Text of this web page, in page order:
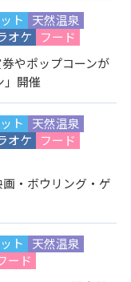
ト
天然温泉
オケ
フード
やポップコーンが
」開催
ト
天然温泉
オケ
フード
・ボウリング・ゲ
ト
天然温泉
ード